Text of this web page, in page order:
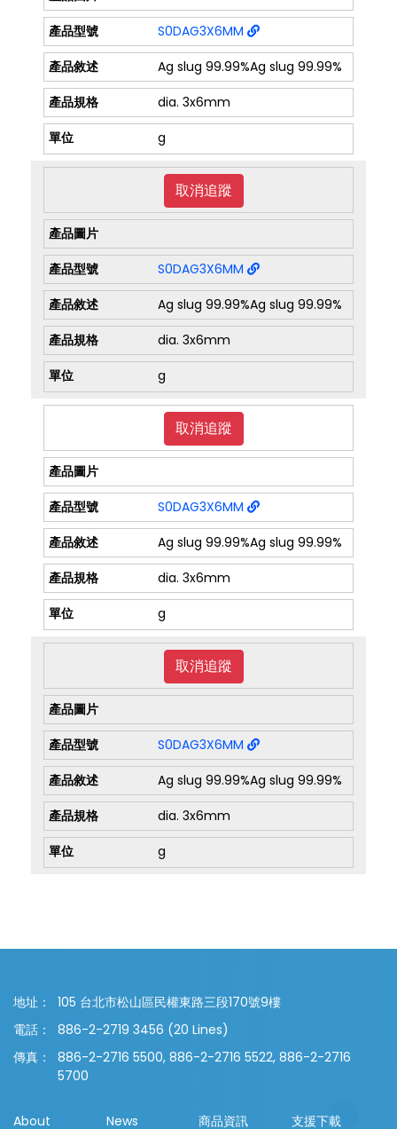
S0DAG3X6MM
Ag slug 99.99%Ag slug 99.99%
dia. 3x6mm
g
取消追蹤
S0DAG3X6MM
Ag slug 99.99%Ag slug 99.99%
dia. 3x6mm
g
取消追蹤
S0DAG3X6MM
Ag slug 99.99%Ag slug 99.99%
dia. 3x6mm
g
取消追蹤
S0DAG3X6MM
Ag slug 99.99%Ag slug 99.99%
dia. 3x6mm
g
地址：
105 台北市松山區民權東路三段170號9樓
電話：
886-2-2719 3456 (20 Lines)
傳真：
886-2-2716 5500, 886-2-2716 5522, 886-2-2716
5700
About News 商品資訊 支援下載